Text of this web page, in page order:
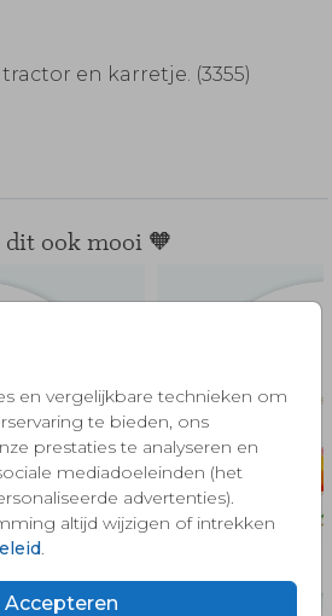
en vergelijkbare technieken om
te bieden, ons
prestaties te analyseren en
mediadoeleinden (het
advertenties).
altijd wijzigen of intrekken
.
Accepteren
en karretje. (3355)
ook mooi 🧡